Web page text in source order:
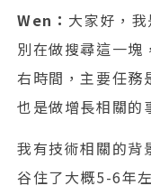
Wen： 大家好，
別在做搜尋這一
右時間，主要任
也是做增長相關的
我有技術相關的背
谷住了大概5-6年